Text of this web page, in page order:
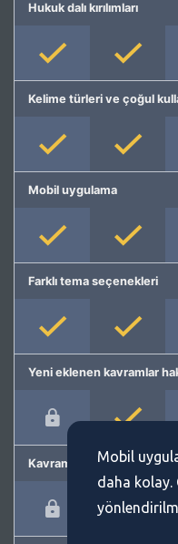
Hukuk dalı kırılımları
Kelime türleri ve çoğul
Mobil uygulama
Farklı tema seçenekleri
Yeni eklenen kavramlar
Kavram önerme
Mobil
daha kolay.